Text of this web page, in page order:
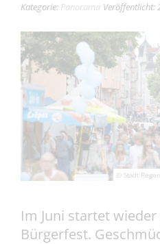
Kategorie: Panorama Veröffentlicht:
© Stadt
Im Juni startet
Bürgerfest.